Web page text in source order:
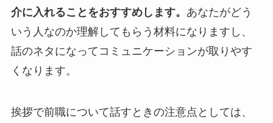
介に入れることをおすすめします。 あなたがどう
いう人なのか理解してもらう材料になりますし、
話のネタになってコミュニケーションが取りやす
くなります。
挨拶で前職について話すときの注意点としては、